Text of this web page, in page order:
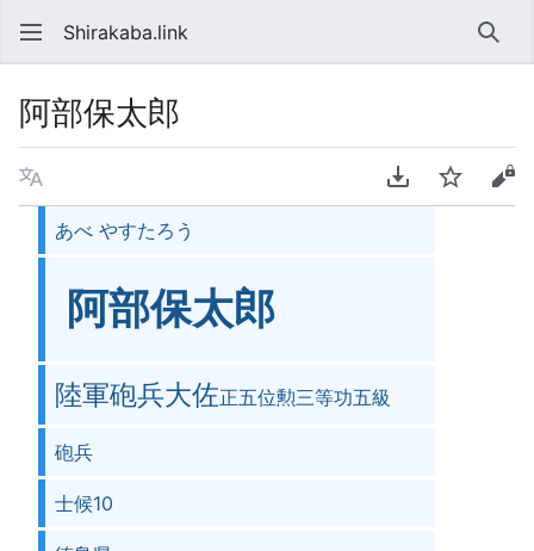
Shirakaba.link 検索
阿部保太郎
言語 PDFをダウンロ
ウォッチソ
あべ やすたろう
阿部保太郎
陸軍砲兵大佐正五位勲三等功五級
砲兵
士候10